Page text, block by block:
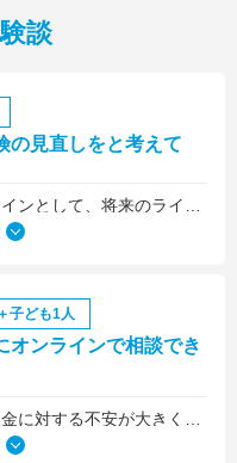
談
の見直しをと考えて
子ども1人
オンラインで相談でき
将来のお金のことで悩んでいる友人にも教えました。